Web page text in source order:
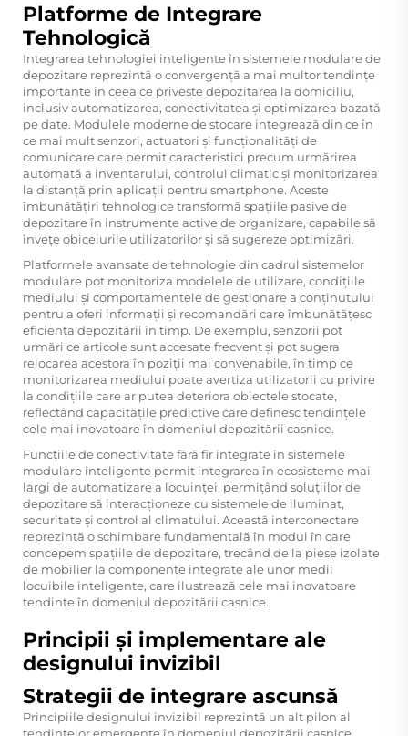
Platforme de Integrare
Tehnologică
Integrarea tehnologiei inteligente în sistemele modulare de
depozitare reprezintă o convergență a mai multor tendințe
importante în ceea ce privește depozitarea la domiciliu,
inclusiv automatizarea, conectivitatea și optimizarea bazată
pe date. Modulele moderne de stocare integrează din ce în
ce mai mult senzori, actuatori și funcționalități de
comunicare care permit caracteristici precum urmărirea
automată a inventarului, controlul climatic și monitorizarea
la distanță prin aplicații pentru smartphone. Aceste
îmbunătățiri tehnologice transformă spațiile pasive de
depozitare în instrumente active de organizare, capabile să
învețe obiceiurile utilizatorilor și să sugereze optimizări.
Platformele avansate de tehnologie din cadrul sistemelor
modulare pot monitoriza modelele de utilizare, condițiile
mediului și comportamentele de gestionare a conținutului
pentru a oferi informații și recomandări care îmbunătățesc
eficiența depozitării în timp. De exemplu, senzorii pot
urmări ce articole sunt accesate frecvent și pot sugera
relocarea acestora în poziții mai convenabile, în timp ce
monitorizarea mediului poate avertiza utilizatorii cu privire
la condițiile care ar putea deteriora obiectele stocate,
reflectând capacitățile predictive care definesc tendințele
cele mai inovatoare în domeniul depozitării casnice.
Funcțiile de conectivitate fără fir integrate în sistemele
modulare inteligente permit integrarea în ecosisteme mai
largi de automatizare a locuinței, permițând soluțiilor de
depozitare să interacționeze cu sistemele de iluminat,
securitate și control al climatului. Această interconectare
reprezintă o schimbare fundamentală în modul în care
concepem spațiile de depozitare, trecând de la piese izolate
de mobilier la componente integrate ale unor medii
locuibile inteligente, care ilustrează cele mai inovatoare
tendințe în domeniul depozitării casnice.
Principii și implementare ale
designului invizibil
Strategii de integrare ascunsă
Principiile designului invizibil reprezintă un alt pilon al
tendințelor emergente în domeniul depozitării casnice,